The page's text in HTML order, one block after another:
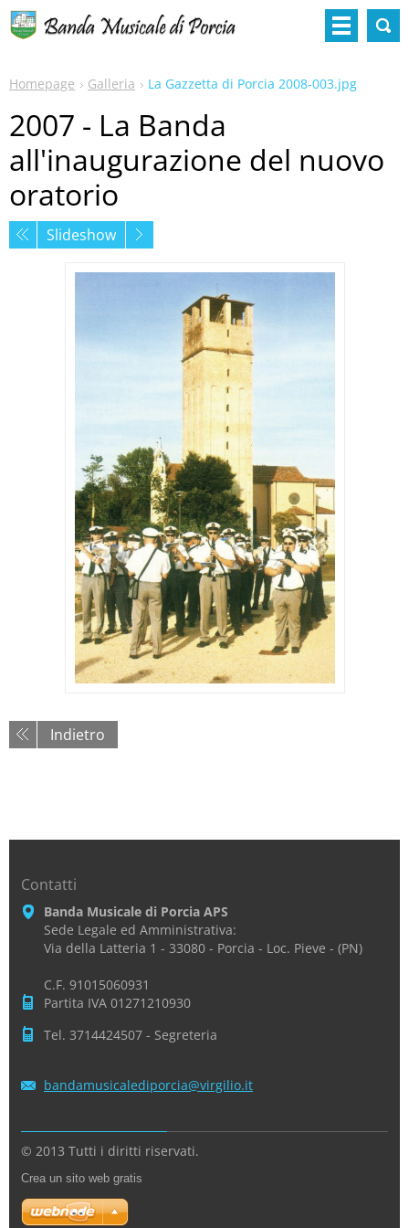
Homepage Galleria La Gazzetta di Porcia 2008-003.jpg
2007 - La Banda
all'inaugurazione del nuovo
oratorio
Slideshow
Indietro
Contatti
Banda Musicale di Porcia APS
Sede Legale ed Amministrativa:
Via della Latteria 1 - 33080 - Porcia - Loc. Pieve - (PN)
C.F. 91015060931
Partita IVA 01271210930
Tel. 3714424507 - Segreteria
bandamusicalediporcia@virgilio.it
© 2013 Tutti i diritti riservati.
Crea un sito web gratis